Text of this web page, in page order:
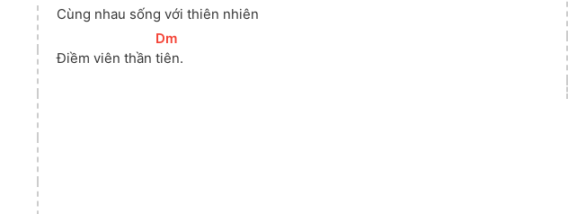
Cùng nhau sống với thiên nhiên
Điềm viên thần
[Dm
tiên.